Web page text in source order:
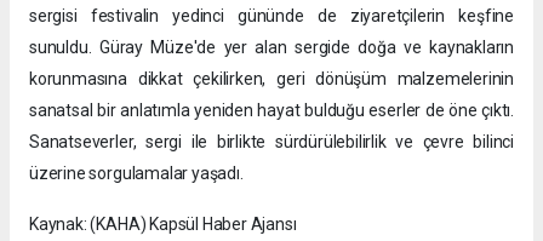
sergisi festivalin yedinci gününde de ziyaretçilerin keşfine
sunuldu. Güray Müze'de yer alan sergide doğa ve kaynakların
korunmasına dikkat çekilirken, geri dönüşüm malzemelerinin
sanatsal bir anlatımla yeniden hayat bulduğu eserler de öne çıktı.
Sanatseverler, sergi ile birlikte sürdürülebilirlik ve çevre bilinci
üzerine sorgulamalar yaşadı.
Kaynak: (KAHA) Kapsül Haber Ajansı